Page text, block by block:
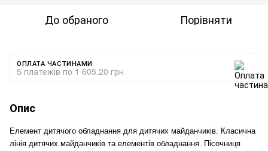
До обраного Порівняти
ОПЛАТА ЧАСТИНАМИ
5 платежів по 1 605.20 грн
Опис
Елемент дитячого обладнання для дитячих майданчиків. Класична
лінія дитячих майданчиків та елементів обладнання. Пісочниця